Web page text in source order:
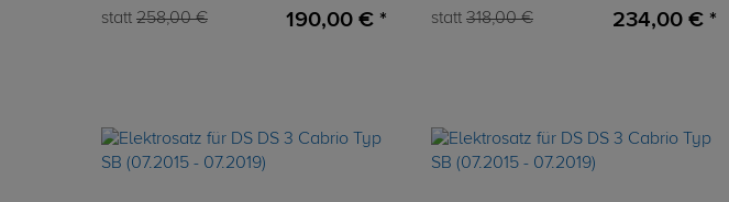
statt 258,00 € 190,00 € * statt 318,00 € 234,00 € *